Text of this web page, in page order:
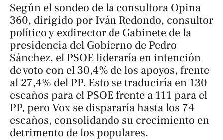
Según el sondeo de la consultora Opina
360, dirigido por Iván Redondo, consultor
político y exdirector de Gabinete de la
presidencia del Gobierno de Pedro
Sánchez, el PSOE lideraría en intención
de voto con el 30,4% de los apoyos, frente
al 27,4% del PP. Esto se traduciría en 130
escaños para el PSOE frente a 111 para el
PP, pero Vox se dispararía hasta los 74
escaños, consolidando su crecimiento en
detrimento de los populares.